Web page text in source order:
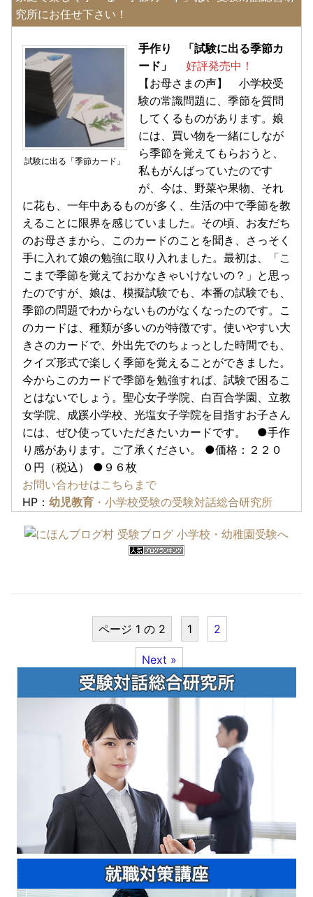
究所にお任せ下さい！
試験に出る「季節カード」
手作り 「試験に出る季節カ
ード」 好評発売中！
【お母さまの声】 小学校受
験の常識問題に、季節を質問
してくるものがあります。娘
には、買い物を一緒にしなが
ら季節を覚えてもらおうと、
私もがんばっていたのです
が、今は、野菜や果物、それ
に花も、一年中あるものが多く、生活の中で季節を教
えることに限界を感じていました。その頃、お友だち
のお母さまから、このカードのことを聞き、さっそく
手に入れて娘の勉強に取り入れました。最初は、「こ
こまで季節を覚えておかなきゃいけないの？」と思っ
たのですが、娘は、模擬試験でも、本番の試験でも、
季節の問題でわからないものがなくなったのです。こ
のカードは、種類が多いのが特徴です。使いやすい大
きさのカードで、外出先でのちょっとした時間でも、
クイズ形式で楽しく季節を覚えることができました。
今からこのカードで季節を勉強すれば、試験で困るこ
とはないでしょう。聖心女子学院、白百合学園、立教
女学院、成蹊小学校、光塩女子学院を目指すお子さん
には、ぜひ使っていただきたいカードです。 ●手作
り感があります。ご了承ください。 ●価格：２２０
０円（税込） ●９６枚
お問い合わせはこちらまで
HP： 幼児教育 ・小学校受験の受験対話総合研究所
ページ 1 の 2 1 2
Next »